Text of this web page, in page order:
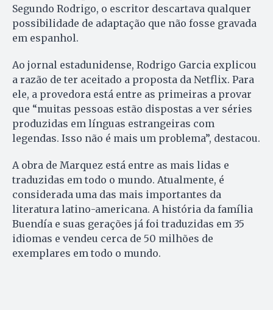
Segundo Rodrigo, o escritor descartava qualquer
possibilidade de adaptação que não fosse gravada
em espanhol.
Ao jornal estadunidense, Rodrigo Garcia explicou
a razão de ter aceitado a proposta da Netflix. Para
ele, a provedora está entre as primeiras a provar
que “muitas pessoas estão dispostas a ver séries
produzidas em línguas estrangeiras com
legendas. Isso não é mais um problema”, destacou.
A obra de Marquez está entre as mais lidas e
traduzidas em todo o mundo. Atualmente, é
considerada uma das mais importantes da
literatura latino-americana. A história da família
Buendía e suas gerações já foi traduzidas em 35
idiomas e vendeu cerca de 50 milhões de
exemplares em todo o mundo.